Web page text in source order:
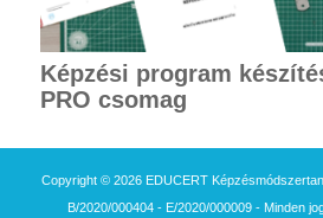
Képzési program
PRO csomag
Copyright © 2026 EDUCERT
B/2020/000404 - E/2020/000009 - Minden